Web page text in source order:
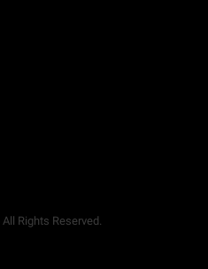
Rights Reserved.